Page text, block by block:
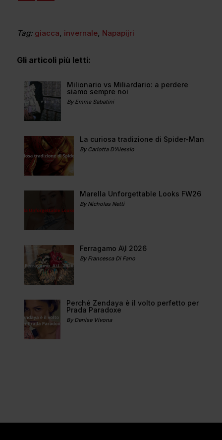
Tag: giacca invernale, Napapijri
Gli articoli più letti:
Milionario vs Miliardario: a perdere
siamo sempre noi
By Emma Sabatini
La curiosa tradizione di Spider-Man
By Carlotta D'Alessio
Marella Unforgettable Looks FW26
By Nicholas Netti
Ferragamo A\I 2026
By Francesca Di Fano
Perché Zendaya è il volto perfetto per
Prada Paradoxe
By Denise Vivona